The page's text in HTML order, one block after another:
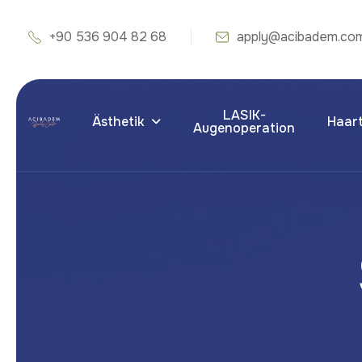
+90 536 904 82 68
Ästhetik LASIK-
Augenoperation